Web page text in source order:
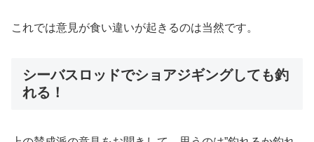
これでは意見が食い違いが起きるのは当然です。
シーバスロッドでショアジギングしても釣
れる！